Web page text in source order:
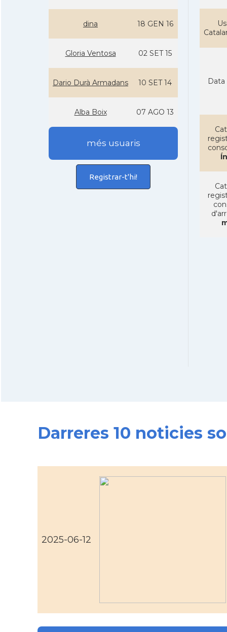
dina 18 GEN 16
Gloria Ventosa 02 SET 15
Dario Durà Armadans 10 SET 14
Alba Boix 07 AGO 13
més usuaris
Registrar-t'hi!
Data
Darreres 10 noticies
2025-06-12